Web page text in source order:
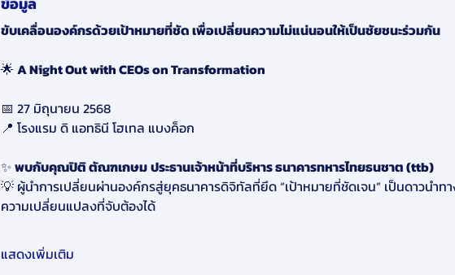
ขับเคลื่อนองค์กรด้วยเป้าหมายที่ชัด เพื่อเปลี่ยนความไม่แน่นอนให้เป็นชัยชนะร่วมกัน
🌟 A Night Out with CEOs on Transformation
📅 27 มิถุนายน 2568
📍 โรงแรม ดิ แอทธินี โฮเทล แบงค็อก
✨ พบกับคุณปิติ ตัณฑเกษมประธานเจ้าหน้าที่บริหาร ธนาคารทหารไทยธนชาต (ttb)
💡 ผู้นำการเปลี่ยนผ่านองค์กรสู่ยุคธนาคารดิจิทัลที่ยึด “เป้าหมายที่ชัดเจน” เป็นดาวนำท
ความเปลี่ยนแปลงที่จับต้องได้
แสดงเพิ่มเติม